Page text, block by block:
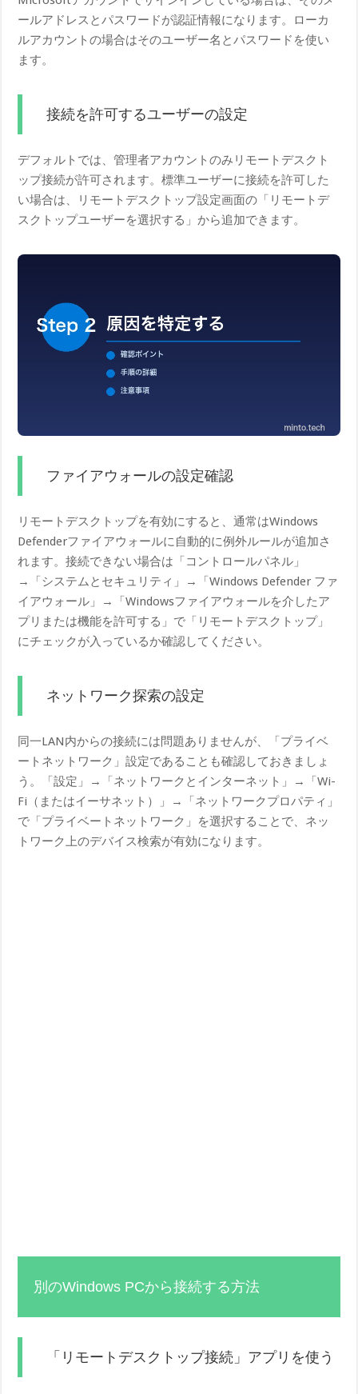
ールアドレスとパスワードが認証情報になります。ローカ
ルアカウントの場合はそのユーザー名とパスワードを使い
ます。
接続を許可するユーザーの設定
デフォルトでは、管理者アカウントのみリモートデスクト
ップ接続が許可されます。標準ユーザーに接続を許可した
い場合は、リモートデスクトップ設定画面の「リモートデ
スクトップユーザーを選択する」から追加できます。
ファイアウォールの設定確認
リモートデスクトップを有効にすると、通常はWindows
Defenderファイアウォールに自動的に例外ルールが追加さ
れます。接続できない場合は「コントロールパネル」
→「システムとセキュリティ」→「Windows Defender ファ
イアウォール」→「Windowsファイアウォールを介したア
プリまたは機能を許可する」で「リモートデスクトップ」
にチェックが入っているか確認してください。
ネットワーク探索の設定
同一LAN内からの接続には問題ありませんが、「プライベ
ートネットワーク」設定であることも確認しておきましょ
う。「設定」→「ネットワークとインターネット」→「Wi-
Fi（またはイーサネット）」→「ネットワークプロパティ」
で「プライベートネットワーク」を選択することで、ネッ
トワーク上のデバイス検索が有効になります。
別のWindows PCから接続する方法
「リモートデスクトップ接続」アプリを使う